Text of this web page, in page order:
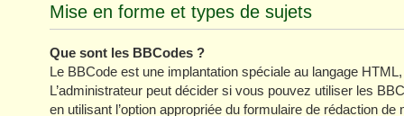
Mise en forme et types de sujets
Que sont les BBCodes ?
Le BBCode est une implantation spéciale au langage
L’administrateur peut décider si vous pouvez utiliser les
en utilisant l’option appropriée du formulaire de rédaction